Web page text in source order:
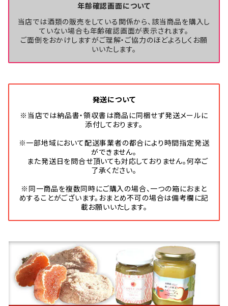
年齢確認画面について
当店では酒類の販売をしている関係から、該当商品を購入し
ていない場合も年齢確認画面が表示されます。
ご面倒をおかけしますがご理解・ご協力のほどよろしくお願
いいたします。
発送について
※当店では納品書・領収書は商品に同梱せず発送メールに
添付しております。
※一部地域において配送事業者の都合により時間指定発送
ができません。
また発送日を問合せ頂いても対応しておりません。何卒ご
了承ください。
※同一商品を複数同時にご購入の場合、一つの箱におまと
めすることがございます。おまとめ不可の場合は備考欄に記
載お願いいたします。